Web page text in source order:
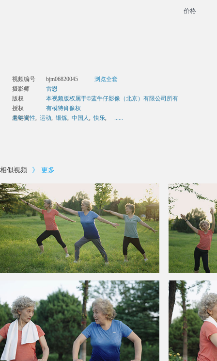
价格
视频编号 bjm06820045
浏览全套
摄影师
雷恩
版权
本视频版权属于©蓝牛仔影像（北京）有限公司所有
授权
有模特肖像权
关键词
老年女性, 运动, 锻炼, 中国人,快乐, ......
相似视频 》 更多